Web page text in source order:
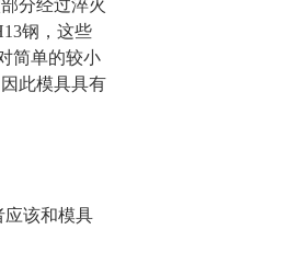
分经过淬火
钢，这些
简单的较小
此模具具有
应该和模具